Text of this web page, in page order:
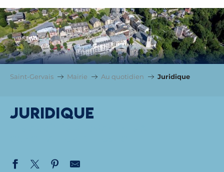
Saint-Gervais Mairie Au quotidien Juridique
Juridique